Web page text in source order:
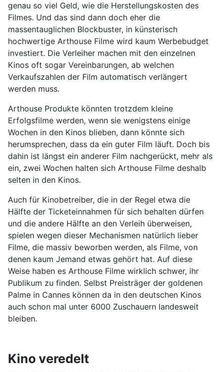
genau so viel Geld, wie die Herstellungskosten des
Filmes. Und das sind dann doch eher die
massentauglichen Blockbuster, in künsterisch
hochwertige Arthouse Filme wird kaum Werbebudget
investiert. Die Verleiher machen mit den einzelnen
Kinos oft sogar Vereinbarungen, ab welchen
Verkaufszahlen der Film automatisch verlängert
werden muss.
Arthouse Produkte könnten trotzdem kleine
Erfolgsfilme werden, wenn sie wenigstens einige
Wochen in den Kinos blieben, dann könnte sich
herumsprechen, dass da ein guter Film läuft. Doch bis
dahin ist längst ein anderer Film nachgerückt, mehr als
ein, zwei Wochen halten sich Arthouse Filme deshalb
selten in den Kinos.
Auch für Kinobetreiber, die in der Regel etwa die
Hälfte der Ticketeinnahmen für sich behalten dürfen
und die andere Hälfte an den Verleih überweisen,
spielen wegen dieser Mechanismen natürlich lieber
Filme, die massiv beworben werden, als Filme, von
denen kaum Jemand etwas gehört hat. Auf diese
Weise haben es Arthouse Filme wirklich schwer, ihr
Publikum zu finden. Selbst Preisträger der goldenen
Palme in Cannes können da in den deutschen Kinos
auch schon mal unter 6000 Zuschauern landesweit
bleiben.
Kino veredelt